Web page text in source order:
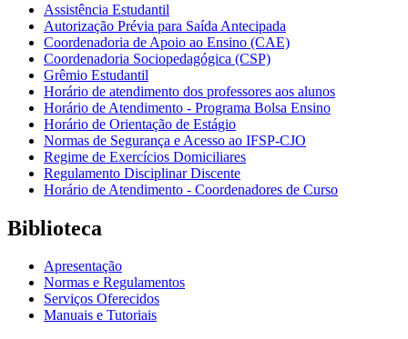
Assistência Estudantil
Autorização Prévia para Saída Antecipada
Coordenadoria de Apoio ao Ensino (CAE)
Coordenadoria Sociopedagógica (CSP)
Grêmio Estudantil
Horário de atendimento dos professores aos alunos
Horário de Atendimento - Programa Bolsa Ensino
Horário de Orientação de Estágio
Normas de Segurança e Acesso ao IFSP-CJO
Regime de Exercícios Domiciliares
Regulamento Disciplinar Discente
Horário de Atendimento - Coordenadores de Curso
Biblioteca
Apresentação
Normas e Regulamentos
Serviços Oferecidos
Manuais e Tutoriais